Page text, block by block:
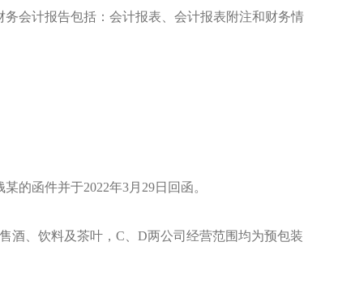
会计报告包括：会计报表、会计报表附注和财务情
的函件并于2022年3月29日回函。
酒、饮料及茶叶，C、D两公司经营范围均为预包装